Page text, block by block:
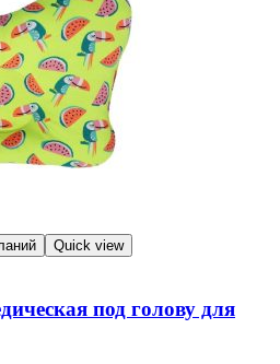
Quick view
под голову для